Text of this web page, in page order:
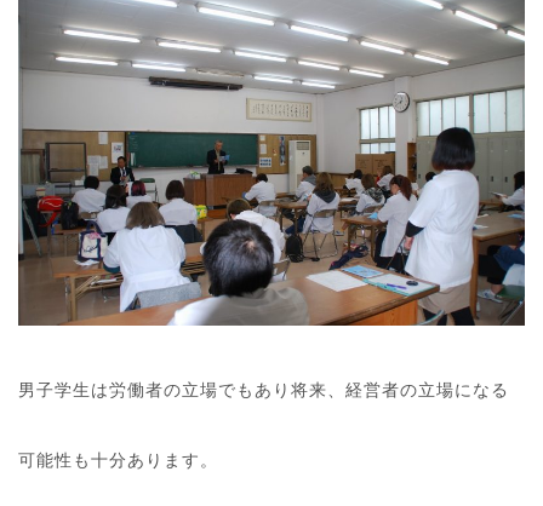
男子学生は労働者の立場でもあり将来、経営者の立場になる
可能性も十分あります。